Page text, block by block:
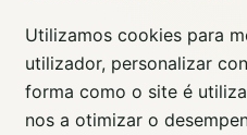
Utilizamos cookies para
utilizador, personalizar
forma como o site é
nos a otimizar o